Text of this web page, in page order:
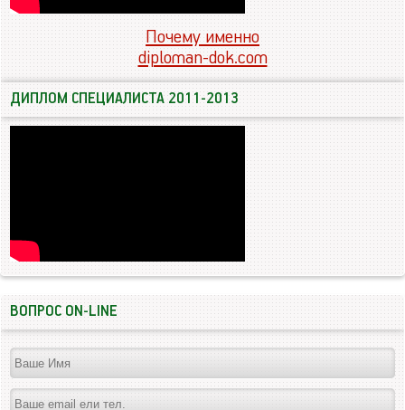
Почему именно
diploman-dok.com
ДИПЛОМ СПЕЦИАЛИСТА 2011-2013
ВОПРОС ON-LINE